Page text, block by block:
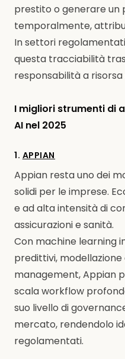
prestito o generare
temporalmente,
In settori
questa tracciabilità
responsabilità a
I migliori strumenti di
AI nel 2025
1. APPIAN
Appian resta uno dei
solidi per le imprese.
e ad alta intensità di
assicurazioni e sanità.
Con machine learning
predittivi,
management, Appian
scala workflow
suo livello di
mercato, rendendolo
regolamentati.